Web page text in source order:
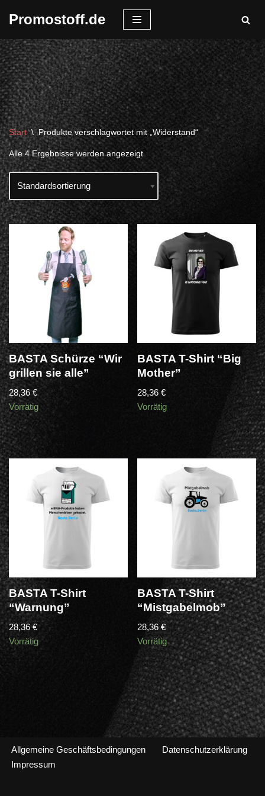
Inhalt
springen
Promostoff.de
Start \ Produkte verschlagwortet mit „Widerstand“
Alle 4 Ergebnisse werden angezeigt
BASTA Schürze “Wir
grillen sie alle”
28,36€
Vorrätig
BASTA T-Shirt “Big
Mother”
28,36€
Vorrätig
BASTA T-Shirt
“Warnung”
28,36€
Vorrätig
BASTA T-Shirt
“Mistgabelmob”
28,36€
Vorrätig
Allgemeine Geschäftsbedingungen
Datenschutzerklärung
Impressum